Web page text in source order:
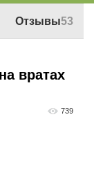
Отзывы53
вратах
739